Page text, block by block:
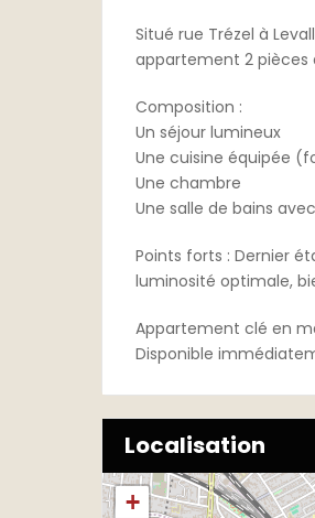
Situé rue Trézel à
appartement 2 pièces
Composition :
Un séjour lumineux
Une cuisine équipée
Une chambre
Une salle de bains
Points forts : Dernier
luminosité optimale,
Appartement clé en
Disponible
Localisation
+